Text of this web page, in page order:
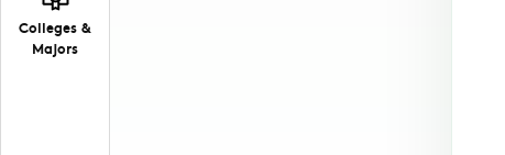
Colleges &
Majors